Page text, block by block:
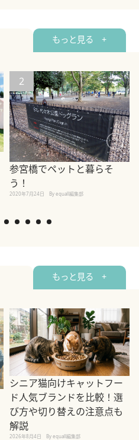
もっと見る +
2
参宮橋でペットと暮らそ
う！
2020年7月24日 By equall編集部
もっと見る +
シニア猫向けキャットフー
ド人気ブランドを比較！選
び方や切り替えの注意点も
解説
2026年8月4日 By equall編集部